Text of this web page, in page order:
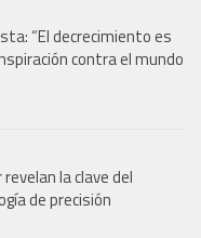
“El decrecimiento es
contra el mundo
la clave del
de precisión